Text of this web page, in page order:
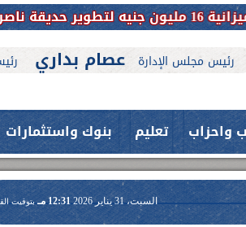
رئيس مجلس الإدارة عصام بداري
واحزاب تعليم بنوك واستثمارات
السبت، 31 يناير 2026 12:31 مـ بتوقيت